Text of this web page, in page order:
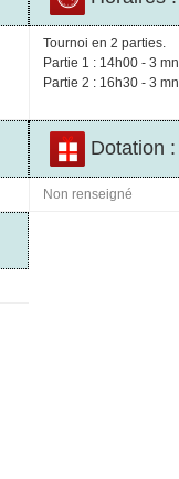
Tournoi en 2 parties.
Partie 1 : 14h00 - 3 mn
Partie 2 : 16h30 - 3 mn
Dotation :
Non renseigné